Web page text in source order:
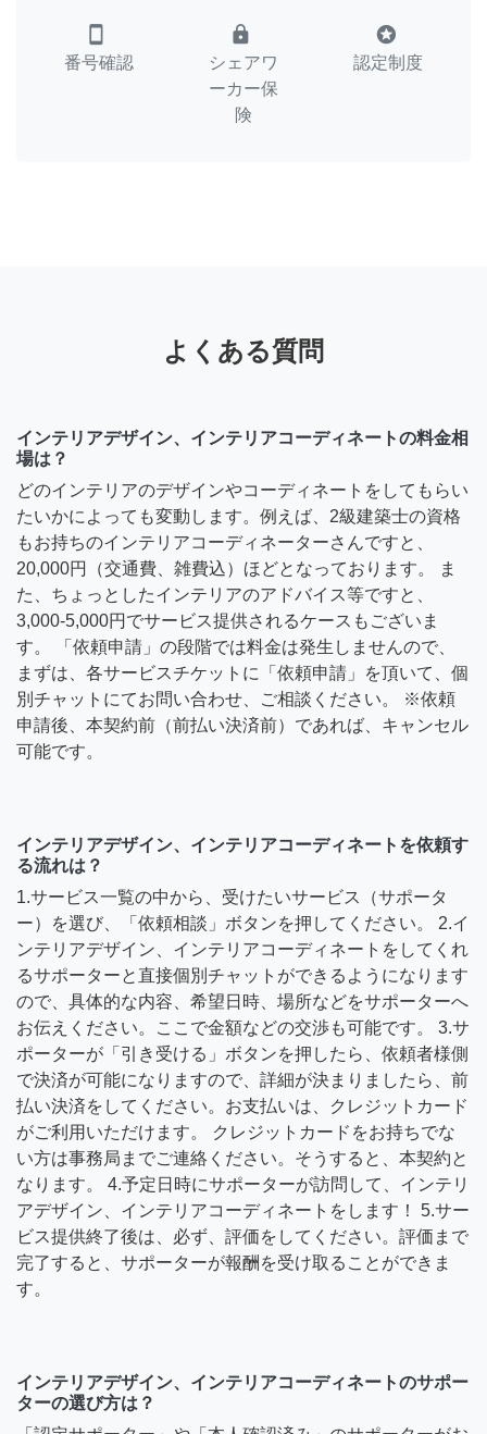
smartphone
番号確認
lock
シェアワ
ーカー保
険
stars
認定制度
よくある質問
インテリアデザイン、インテリアコーディネートの料金相
場は？
どのインテリアのデザインやコーディネートをしてもらい
たいかによっても変動します。例えば、2級建築士の資格
もお持ちのインテリアコーディネーターさんですと、
20,000円（交通費、雑費込）ほどとなっております。 ま
た、ちょっとしたインテリアのアドバイス等ですと、
3,000-5,000円でサービス提供されるケースもございま
す。 「依頼申請」の段階では料金は発生しませんので、
まずは、各サービスチケットに「依頼申請」を頂いて、個
別チャットにてお問い合わせ、ご相談ください。 ※依頼
申請後、本契約前（前払い決済前）であれば、キャンセル
可能です。
インテリアデザイン、インテリアコーディネートを依頼す
る流れは？
1.サービス一覧の中から、受けたいサービス（サポータ
ー）を選び、「依頼相談」ボタンを押してください。 2.イ
ンテリアデザイン、インテリアコーディネートをしてくれ
るサポーターと直接個別チャットができるようになります
ので、具体的な内容、希望日時、場所などをサポーターへ
お伝えください。ここで金額などの交渉も可能です。 3.サ
ポーターが「引き受ける」ボタンを押したら、依頼者様側
で決済が可能になりますので、詳細が決まりましたら、前
払い決済をしてください。お支払いは、クレジットカード
がご利用いただけます。 クレジットカードをお持ちでな
い方は事務局までご連絡ください。そうすると、本契約と
なります。 4.予定日時にサポーターが訪問して、インテリ
アデザイン、インテリアコーディネートをします！ 5.サー
ビス提供終了後は、必ず、評価をしてください。評価まで
完了すると、サポーターが報酬を受け取ることができま
す。
インテリアデザイン、インテリアコーディネートのサポー
ターの選び方は？